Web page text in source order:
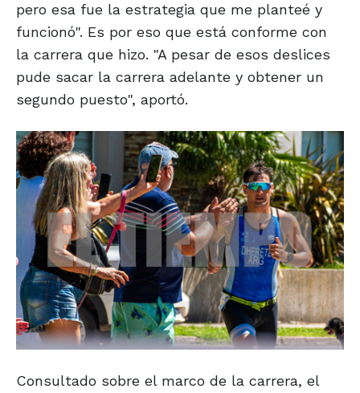
pero esa fue la estrategia que me planteé y
funcionó". Es por eso que está conforme con
la carrera que hizo. "A pesar de esos deslices
pude sacar la carrera adelante y obtener un
segundo puesto", aportó.
Consultado sobre el marco de la carrera, el